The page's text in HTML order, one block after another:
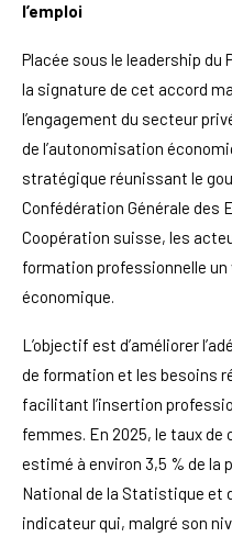
l’emploi
Placée sous le leadership du
la signature de cet accord
l’engagement du secteur
de l’autonomisation
stratégique réunissant le
Confédération Générale des
Coopération suisse, les
formation professionnelle
économique.
L’objectif est d’améliorer
de formation et les besoins
facilitant l’insertion
femmes. En 2025, le taux
estimé à environ 3,5 % de la
National de la Statistique et
indicateur qui, malgré son